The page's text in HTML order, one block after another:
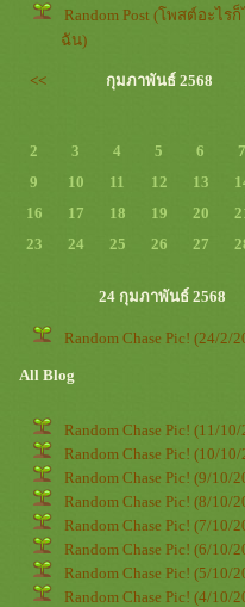
Random Post (โพสต์อะไร
ฉัน)
<< กุมภาพันธ์ 2568
2
3 4 5 6 7
9
10 11 12 13
16
17 18 19 20
23
24 25 26 27
24 กุมภาพันธ์ 2568
Random Chase Pic! (24/2/
All Blog
Random Chase Pic! (11/
Random Chase Pic! (10/
Random Chase Pic! (9/10/
Random Chase Pic! (8/10/
Random Chase Pic! (7/10/
Random Chase Pic! (6/10/
Random Chase Pic! (5/10/
Random Chase Pic! (4/10/